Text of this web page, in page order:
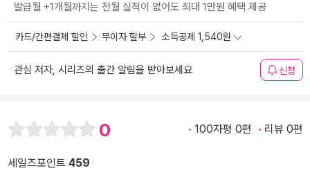
발급월 +1개월까지는 전월 실적이 없어도 최대 1만원 혜택 제공
카드/간편결제 할인 무이자 할부 소득공제 1,540원
관심 저자, 시리즈의 출간 알림을 받아보세요 신청
0 100자평 0편 리뷰 0편
세일즈포인트 459